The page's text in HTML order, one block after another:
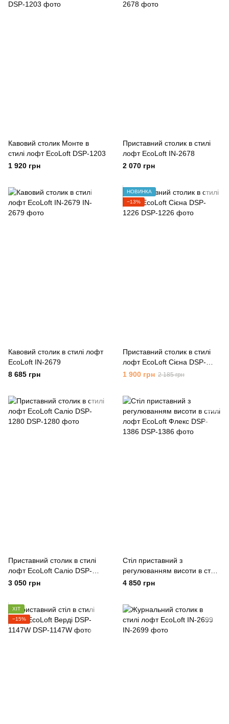
Кавовий столик Монте в
стилі лофт EcoLoft DSP-1203
1 920 грн
Приставний столик в стилі
лофт EcoLoft IN-2678
2 070 грн
Кавовий столик в стилі лофт
EcoLoft IN-2679
8 685 грн
НОВИНКА
−13%
Приставний столик в стилі
лофт EcoLoft Сієна DSP-
1226
1 900 грн 2 185 грн
Приставний столик в стилі
лофт EcoLoft Саліо DSP-
1280
3 050 грн
Стіл приставний з
регулюванням висоти в стилі
лофт EcoLoft Флекс DSP-
4 850 грн
ХІТ
−15%